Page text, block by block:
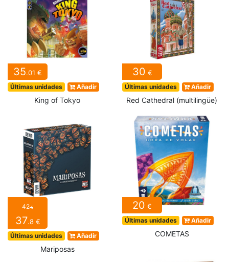
35.01 €
Últimas unidades Añadir
King of Tokyo
30 €
Últimas unidades Añadir
Red Cathedral (multilingüe)
42€
37.8 €
Últimas unidades Añadir
Mariposas
20 €
Últimas unidades Añadir
COMETAS